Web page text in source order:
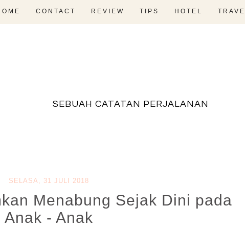
SEBUAH CATATAN PERJALANAN
CONTACT REVIEW TIPS HOTEL
SELASA, 31 JULI 2018
Menabung Sejak Dini pada
Anak - Anak